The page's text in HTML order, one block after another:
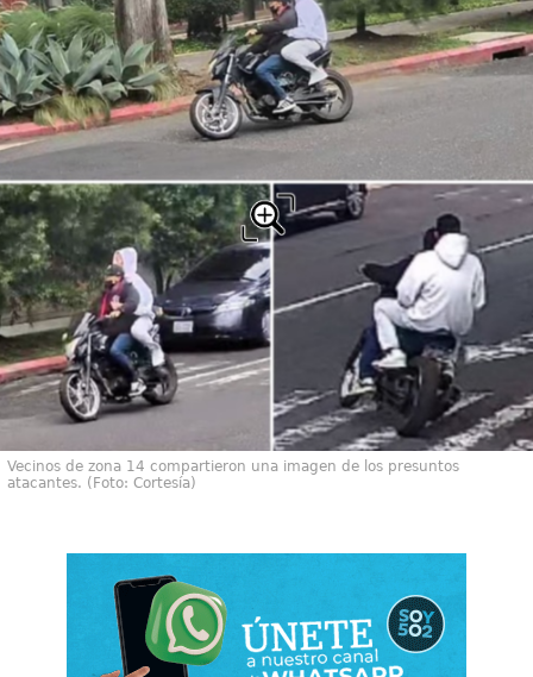
Vecinos de zona 14 compartieron una imagen de los presuntos
atacantes. (Foto: Cortesía)